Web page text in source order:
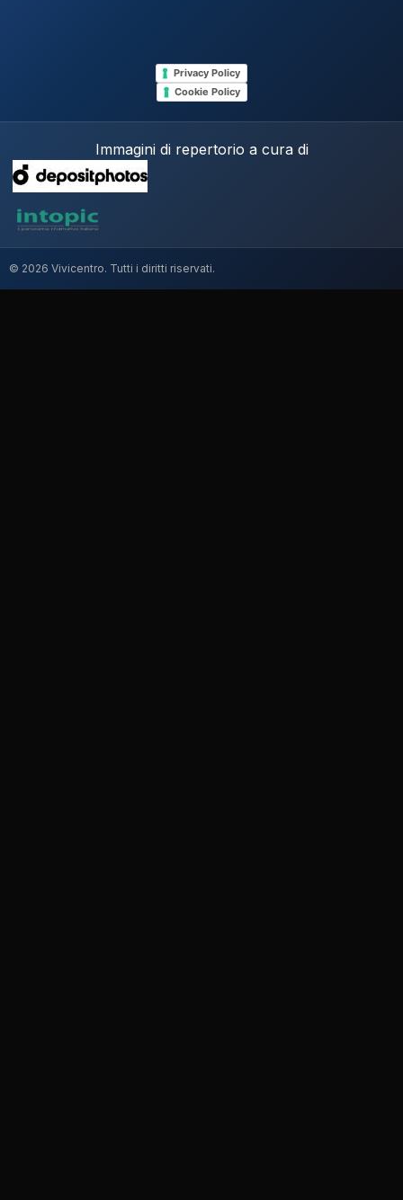
Privacy Policy
Cookie Policy
Immagini di repertorio a cura di
© 2026 Vivicentro. Tutti i diritti riservati.